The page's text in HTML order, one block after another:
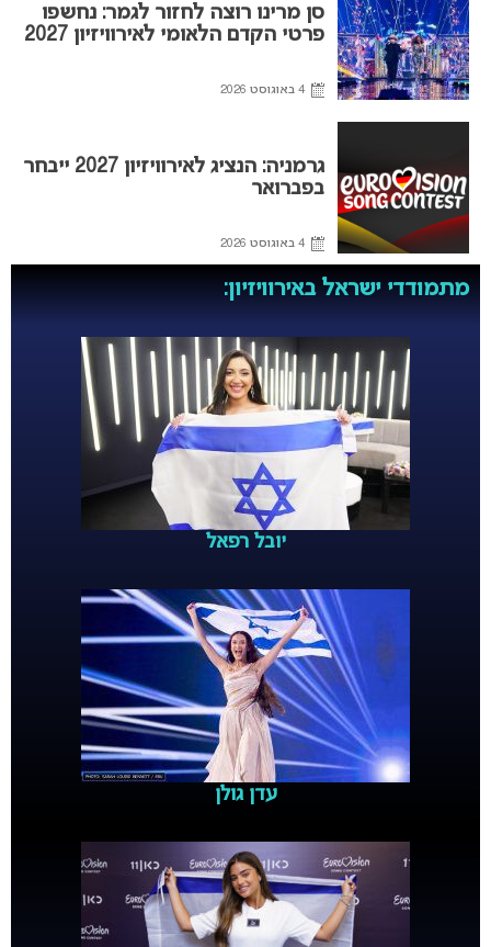
סן מרינו רוצה לחזור לגמר: נחשפו
פרטי הקדם הלאומי לאירוויזיון 2027
4 באוגוסט 2026
גרמניה: הנציג לאירוויזיון 2027 ייבחר
בפברואר
4 באוגוסט 2026
מתמודדי ישראל באירוויזיון:
יובל רפאל
עדן גולן